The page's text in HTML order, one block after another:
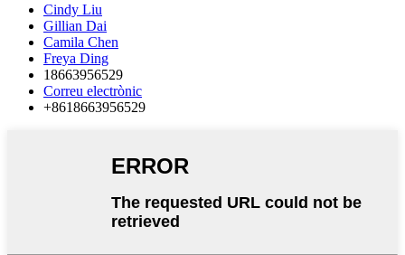
Cindy Liu
Gillian Dai
Camila Chen
Freya Ding
18663956529
Correu electrònic
+8618663956529